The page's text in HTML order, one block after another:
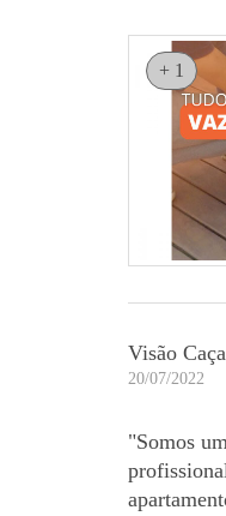
+ 1
Visão
20/07/2022
"Somos